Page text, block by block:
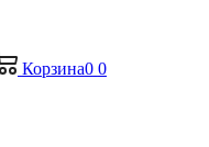
Корзина0 0